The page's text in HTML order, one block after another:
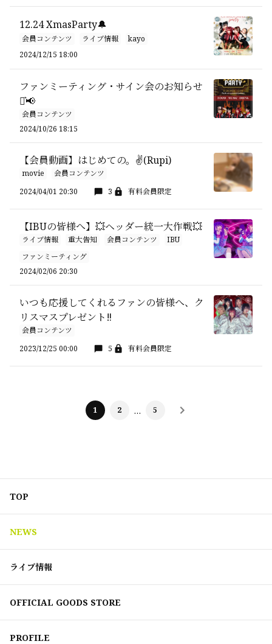
12.24 XmasParty🔔
会員コンテンツ ライブ情報
kayo
2024/12/15 18:00
ファンミーティング・サイン会のお知らせ
⋆͛📢
会員コンテンツ
2024/10/26 18:15
【会員動画】はじめての。✌️(Rupi)
movie
会員コンテンツ
2024/04/01 20:30
3 有料会員限定
【IBUの皆様へ】💥ヘッダー統一大作戦💥
ライブ情報 重大告知 会員コンテンツ
IBU
ファンミーティング
2024/02/06 20:30
いつも応援してくれるファンの皆様へ、ク
リスマスプレゼント‼️
会員コンテンツ
2023/12/25 00:00
5 有料会員限定
1 2 … 5
TOP
NEWS
ライブ情報
OFFICIAL GOODS STORE
PROFILE